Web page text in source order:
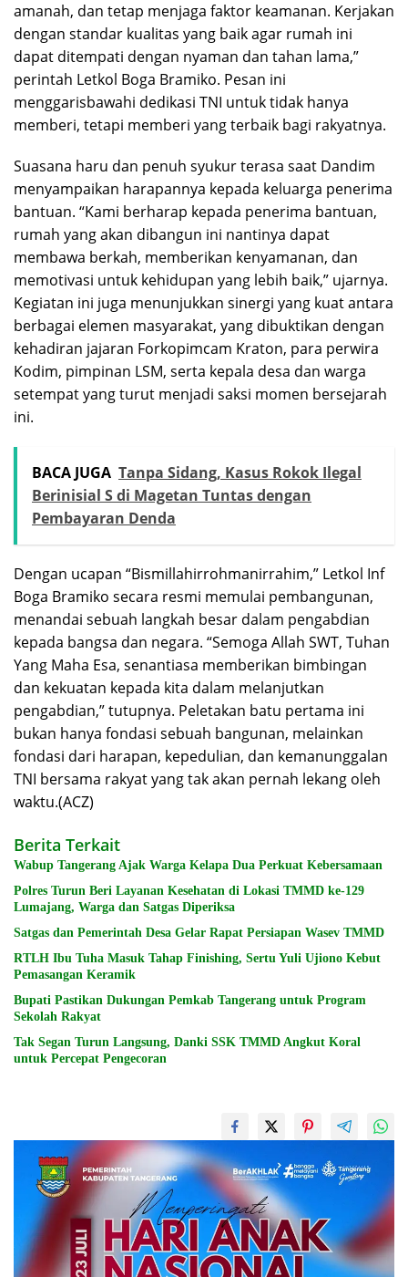
amanah, dan tetap menjaga faktor keamanan. Kerjakan
dengan standar kualitas yang baik agar rumah ini
dapat ditempati dengan nyaman dan tahan lama,”
perintah Letkol Boga Bramiko. Pesan ini
menggarisbawahi dedikasi TNI untuk tidak hanya
memberi, tetapi memberi yang terbaik bagi rakyatnya.
Suasana haru dan penuh syukur terasa saat Dandim
menyampaikan harapannya kepada keluarga penerima
bantuan. “Kami berharap kepada penerima bantuan,
rumah yang akan dibangun ini nantinya dapat
membawa berkah, memberikan kenyamanan, dan
memotivasi untuk kehidupan yang lebih baik,” ujarnya.
Kegiatan ini juga menunjukkan sinergi yang kuat antara
berbagai elemen masyarakat, yang dibuktikan dengan
kehadiran jajaran Forkopimcam Kraton, para perwira
Kodim, pimpinan LSM, serta kepala desa dan warga
setempat yang turut menjadi saksi momen bersejarah
ini.
BACA JUGA Tanpa Sidang, Kasus Rokok Ilegal
Berinisial S di Magetan Tuntas dengan
Pembayaran Denda
Dengan ucapan “Bismillahirrohmanirrahim,” Letkol Inf
Boga Bramiko secara resmi memulai pembangunan,
menandai sebuah langkah besar dalam pengabdian
kepada bangsa dan negara. “Semoga Allah SWT, Tuhan
Yang Maha Esa, senantiasa memberikan bimbingan
dan kekuatan kepada kita dalam melanjutkan
pengabdian,” tutupnya. Peletakan batu pertama ini
bukan hanya fondasi sebuah bangunan, melainkan
fondasi dari harapan, kepedulian, dan kemanunggalan
TNI bersama rakyat yang tak akan pernah lekang oleh
waktu.(ACZ)
Berita Terkait
Wabup Tangerang Ajak Warga Kelapa Dua Perkuat Kebersamaan
Polres Turun Beri Layanan Kesehatan di Lokasi TMMD ke-129
Lumajang, Warga dan Satgas Diperiksa
Satgas dan Pemerintah Desa Gelar Rapat Persiapan Wasev TMMD
RTLH Ibu Tuha Masuk Tahap Finishing, Sertu Yuli Ujiono Kebut
Pemasangan Keramik
Bupati Pastikan Dukungan Pemkab Tangerang untuk Program
Sekolah Rakyat
Tak Segan Turun Langsung, Danki SSK TMMD Angkut Koral
untuk Percepat Pengecoran